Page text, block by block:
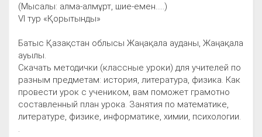
(Мысалы: алма-алмұрт, шие-емен.....)
VІ тур «Қорытынды»
Батыс Қазақстан облысы Жаңақала ауданы, Жаңақала
ауылы.
Скачать методички (классные уроки) для учителей по
разным предметам: история, литература, физика. Как
провести урок с учеником, вам поможет грамотно
составленный план урока. Занятия по математике,
литературе, физике, информатике, химии, психологии.